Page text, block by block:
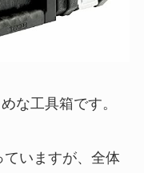
な工具箱です。
いますが、全体